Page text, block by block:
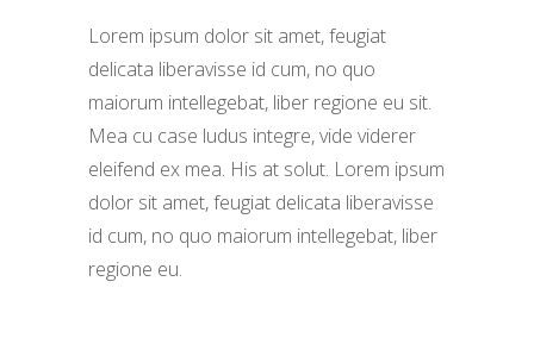
Lorem ipsum dolor sit amet, feugiat
delicata liberavisse id cum, no quo
maiorum intellegebat, liber regione eu sit.
Mea cu case ludus integre, vide viderer
eleifend ex mea. His at solut. Lorem ipsum
dolor sit amet, feugiat delicata liberavisse
id cum, no quo maiorum intellegebat, liber
regione eu.